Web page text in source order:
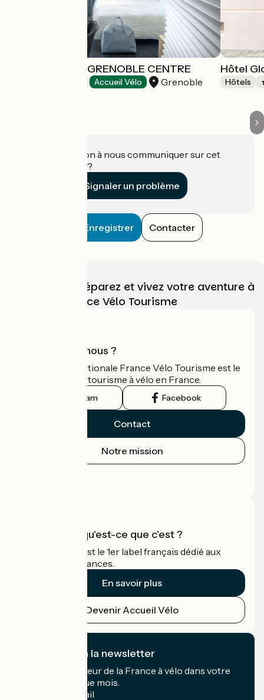
OKKO HOTELS GRENOBLE CENTRE
Accueil Vélo Grenoble
Hôtel
Hôtels
Une information à nous communiquer sur cet
établissement ?
Signaler un problème
Enregistrer Contacter
Choisissez, préparez et vivez votre aventure à
vélo avec France Vélo Tourisme
Qui sommes-nous ?
L'association nationale France Vélo Tourisme est le
guide officiel du tourisme à vélo en France.
Instagram Facebook
Contact
Notre mission
Accueil Vélo qu'est-ce que c'est ?
Accueil Vélo c'est le 1er label français dédié aux
cyclistes en vacances.
En savoir plus
Devenir Accueil Vélo
Je m'abonne à la newsletter
Recevez le meilleur de la France à vélo dans votre
boîte mail chaque mois.
Mon adresse mail